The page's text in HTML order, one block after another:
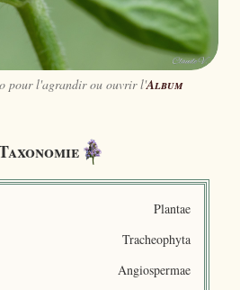
pour l'agrandir ou ouvrir l'Album
Plantae
Tracheophyta
Angiospermae